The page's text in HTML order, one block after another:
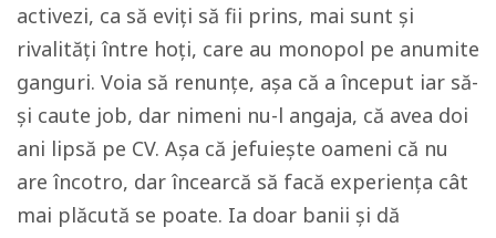
activezi, ca să eviți să fii prins, mai sunt și
rivalități între hoți, care au monopol pe anumite
ganguri. Voia să renunțe, așa că a început iar să-
și caute job, dar nimeni nu-l angaja, că avea doi
ani lipsă pe CV. Așa că jefuiește oameni că nu
are încotro, dar încearcă să facă experiența cât
mai plăcută se poate. Ia doar banii și dă